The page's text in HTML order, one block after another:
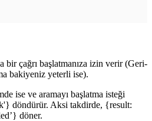
çağrı başlatmanıza izin verir (Geri-
bakiyeniz yeterli ise).
ise ve aramayı başlatma isteği
döndürür. Aksi takdirde, {result:
döner.